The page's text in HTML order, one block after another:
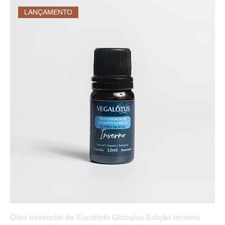
LANÇAMENTO
Óleo essencial de Eucalipto Globulus Edição Inverno